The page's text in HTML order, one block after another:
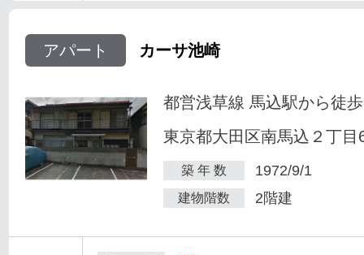
アパート カーサ池崎
都営浅草線 馬込駅から徒
東京都大田区南馬込２丁目
築 年 数 1972/9/1
建物階数 2階建